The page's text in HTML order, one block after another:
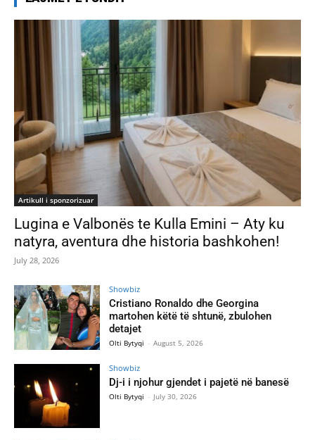
Artikull i sponzorizuar
Lugina e Valbonës te Kulla Emini – Aty ku
natyra, aventura dhe historia bashkohen!
July 28, 2026
Showbiz
Cristiano Ronaldo dhe Georgina
martohen këtë të shtunë, zbulohen
detajet
Olti Bytyqi - August 5, 2026
Showbiz
Dj-i i njohur gjendet i pajetë në banesë
Olti Bytyqi - July 30, 2026